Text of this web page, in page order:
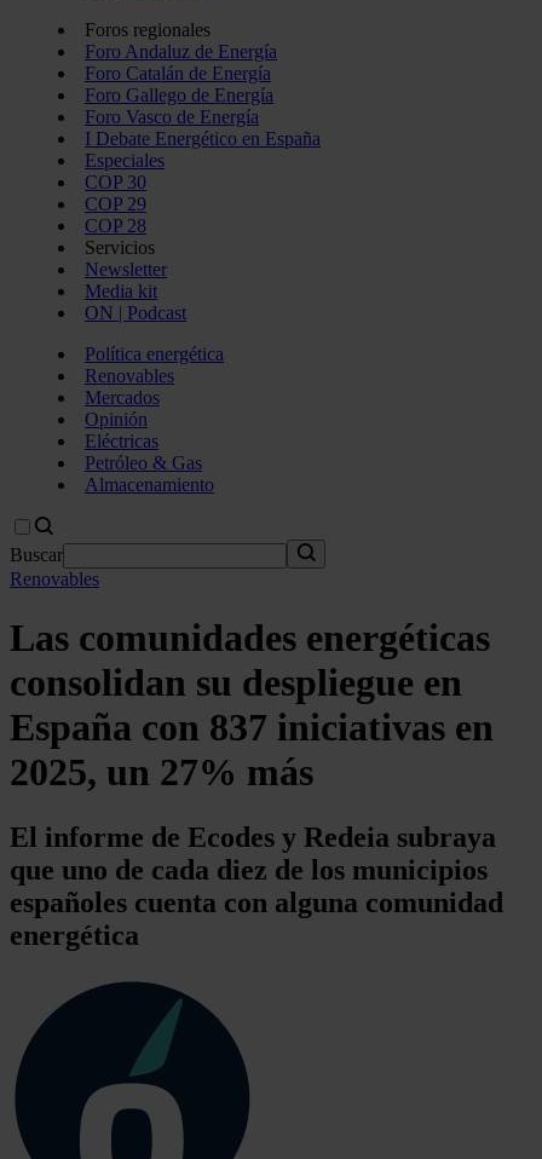
Foros regionales
Foro Andaluz de Energía
Foro Catalán de Energía
Foro Gallego de Energía
Foro Vasco de Energía
I Debate Energético en España
Especiales
COP 30
COP 29
COP 28
Servicios
Newsletter
Media kit
ON | Podcast
Política energética
Renovables
Mercados
Opinión
Eléctricas
Petróleo & Gas
Almacenamiento
Buscar
Renovables
Las comunidades energéticas
consolidan su despliegue en
España con 837 iniciativas en
2025, un 27% más
El informe de Ecodes y Redeia subraya
que uno de cada diez de los municipios
españoles cuenta con alguna comunidad
energética